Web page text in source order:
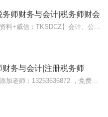
师财务与会计|税务师财会
务与会计|注册税务师